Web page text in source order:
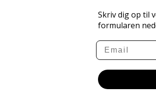
Skriv dig op til
formularen
Email